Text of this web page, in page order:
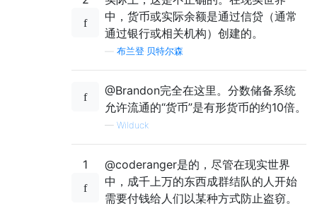
中，货币或实际余额是通过信贷（通常
通过银行或相关机构）创建的。
布兰登·贝特尔森
@Brandon完全在这里。分数储备系统
允许流通的“货币”是有形货币的约10倍。
— Wilduck
1
@coderanger是的，尽管在现实世界
中，成千上万的东西成群结队的人开始
需要付钱给人们以某种​​方式防止盗窃。